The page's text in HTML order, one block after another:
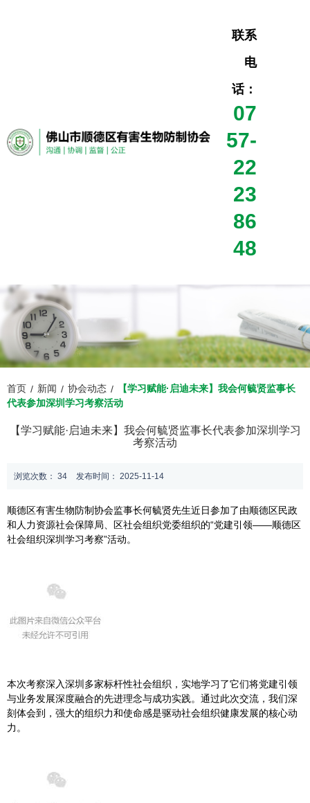
联系
电
话：
07
57-
22
23
86
48
首页 / 新闻 / 协会动态 /
【学习赋能·启迪未来】我会何毓贤监事长
代表参加深圳学习考察活动
【学习赋能·启迪未来】我会何毓贤监事长代表参加深圳学习
考察活动
浏览次数： 34 发布时间： 2025-11-14
顺德区有害生物防制协会监事长何毓贤先生近日参加了由顺德区民政
和人力资源社会保障局、区社会组织党委组织的“党建引领——顺德区
社会组织深圳学习考察”活动。
本次考察深入深圳多家标杆性社会组织，实地学习了它们将党建引领
与业务发展深度融合的先进理念与成功实践。通过此次交流，我们深
刻体会到，强大的组织力和使命感是驱动社会组织健康发展的核心动
力。